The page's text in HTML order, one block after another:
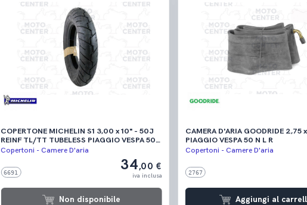
COPERTONE MICHELIN S1 3,00 x 10" - 50J
REINF TL/TT TUBELESS PIAGGIO VESPA 50
SPECIAL - 125 PRIMAVERA - 125 PRIMAVERA
ET3 - PK 50 S - PK 50 XL - 50 N - 50 HP
Copertoni - Camere D'aria
6691 34,00 €
iva inclusa
Non disponibile
CAMERA D'ARIA GOODRIDE 2,75
PIAGGIO VESPA 50 N L R
Copertoni - Camere D'aria
2767
Aggiungi al